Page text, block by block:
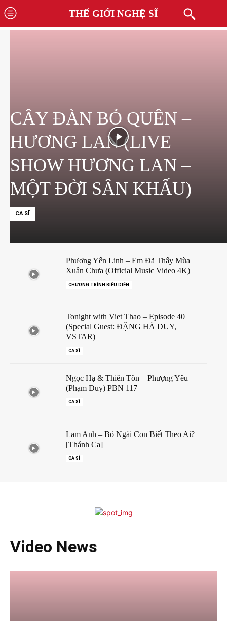
THẾ GIỚI NGHỆ SĨ
CÂY ĐÀN BỎ QUÊN –
HƯƠNG LAN (LIVE
SHOW HƯƠNG LAN –
MỘT ĐỜI SÂN KHẤU)
CA SĨ
Phương Yến Linh – Em Đã Thấy Mùa
Xuân Chưa (Official Music Video 4K)
CHƯƠNG TRÌNH BIỂU DIỄN
Tonight with Viet Thao – Episode 40
(Special Guest: ĐẶNG HÀ DUY,
VSTAR)
CA SĨ
Ngọc Hạ & Thiên Tôn – Phượng Yêu
(Phạm Duy) PBN 117
CA SĨ
Lam Anh – Bỏ Ngài Con Biết Theo Ai?
[Thánh Ca]
CA SĨ
Video News